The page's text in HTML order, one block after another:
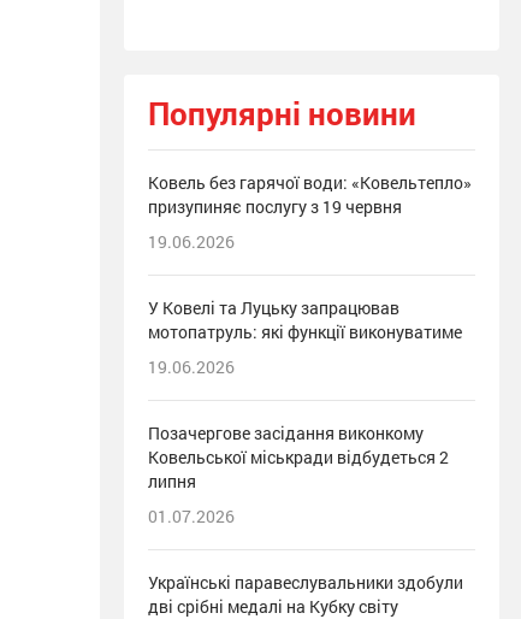
Популярні новини
Ковель без гарячої води: «Ковельтепло»
призупиняє послугу з 19 червня
19.06.2026
У Ковелі та Луцьку запрацював
мотопатруль: які функції виконуватиме
19.06.2026
Позачергове засідання виконкому
Ковельської міськради відбудеться 2
липня
01.07.2026
Українські паравеслувальники здобули
дві срібні медалі на Кубку світу